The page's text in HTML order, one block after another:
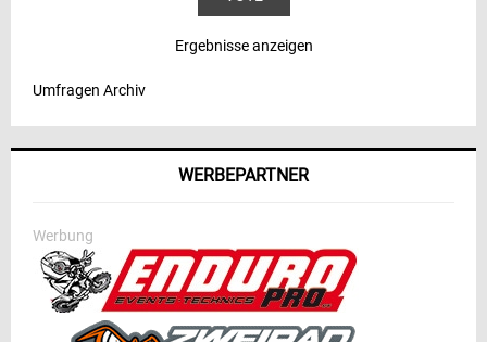
Ergebnisse anzeigen
Umfragen Archiv
WERBEPARTNER
Werbung